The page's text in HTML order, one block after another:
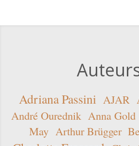
Adriana Passini AJAR
André Ourednik Anna Gold
May Arthur Brügger